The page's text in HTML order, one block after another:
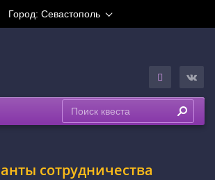
Город: Севастополь
сотрудничества